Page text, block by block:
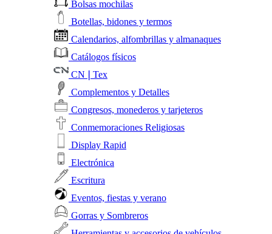
Bolsas mochilas
Botellas, bidones y termos
Calendarios, alfombrillas y almanaques
Catálogos físicos
CN❘Tex
Complementos y Detalles
Congresos, monederos y tarjeteros
Conmemoraciones Religiosas
Display Rapid
Electrónica
Escritura
Eventos, fiestas y verano
Gorras y Sombreros